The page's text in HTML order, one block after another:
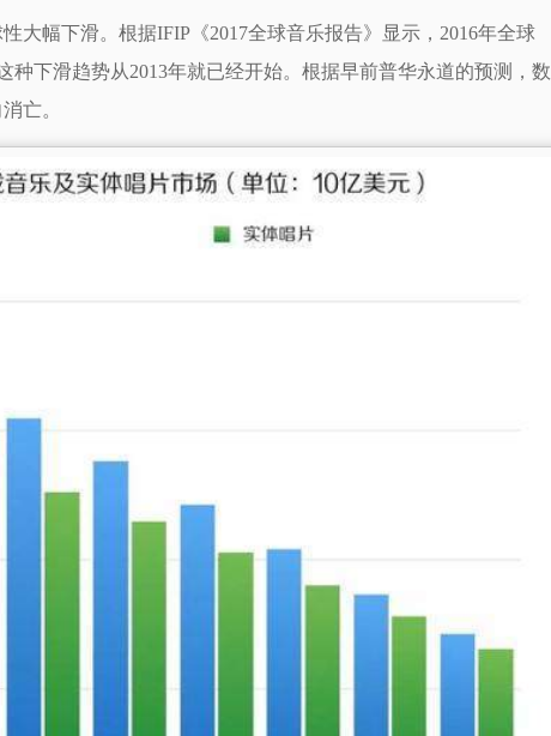
大幅下滑。根据IFIP《2017全球音乐报告》显示，2016年全球
种下滑趋势从2013年就已经开始。根据早前普华永道的预测，数
亡。